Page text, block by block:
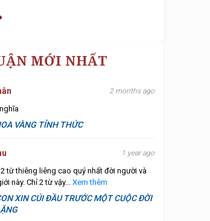
MỚI NHẤT
2 months ago
VÀNG TỈNH THỨC
1 year ago
2 từ thiêng liêng cao quý nhất đời người và
này. Chỉ 2 từ vậy...Xem thêm
XIN CÚI ĐẦU TRƯỚC MỘT CUỘC ĐỜI